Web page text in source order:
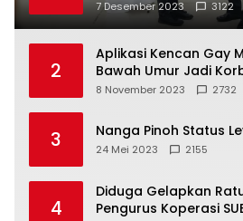
7 Desember 2023 3122
2
Aplikasi Kencan Gay
Bawah Umur Jadi
8 November 2023 2732
3 Nanga Pinoh Status
24 Mei 2023 2155
4
Diduga Gelapkan
Pengurus Koperasi